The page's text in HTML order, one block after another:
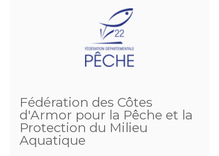
Fédération des Côtes
d'Armor pour la Pêche et la
Protection du Milieu
Aquatique